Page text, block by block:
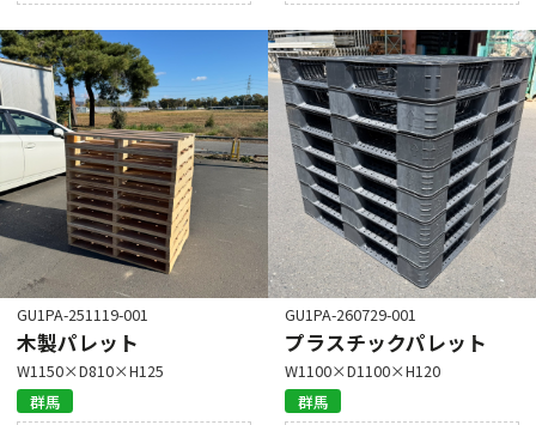
GU1PA-251119-001
木製パレット
W1150×D810×H125
群馬
GU1PA-260729-001
プラスチックパレット
W1100×D1100×H120
群馬